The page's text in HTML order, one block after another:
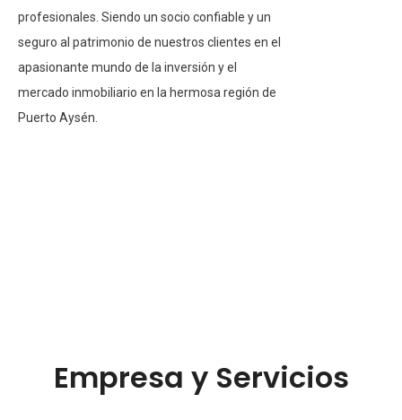
profesionales. Siendo un socio confiable y un
seguro al patrimonio de nuestros clientes en el
apasionante mundo de la inversión y el
mercado inmobiliario en la hermosa región de
Puerto Aysén.
Empresa y Servicios